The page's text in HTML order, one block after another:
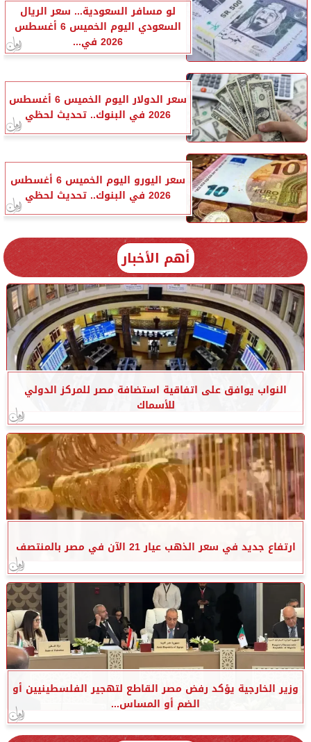
لو مسافر السعودية... سعر الريال
السعودي اليوم الخميس 6 أغسطس
2026 في...
سعر الدولار اليوم الخميس 6 أغسطس
2026 في البنوك.. تحديث لحظي
سعر اليورو اليوم الخميس 6 أغسطس
2026 في البنوك.. تحديث لحظي
أهم الأخبار
النواب يوافق على اتفاقية استضافة مصر للمركز الدولي
للأسماك
ارتفاع جديد في سعر الذهب عيار 21 الآن في مصر بالمنتصف
وزير الخارجية يؤكد رفض مصر القاطع لتهجير الفلسطينيين أو
الضم أو المساس...